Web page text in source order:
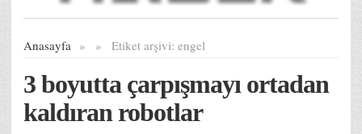
Anasayfa » Etiket arşivi:
» engel
3 boyutta çarpışmayı ortadan
kaldıran robotlar